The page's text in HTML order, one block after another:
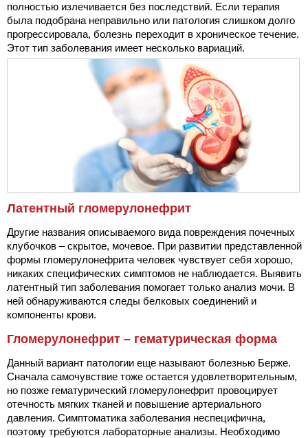
полностью излечивается без последствий. Если терапия
была подобрана неправильно или патология слишком долго
прогрессировала, болезнь переходит в хроническое течение.
Этот тип заболевания имеет несколько вариаций.
Латентный гломерулонефрит
Другие названия описываемого вида повреждения почечных
клубочков – скрытое, мочевое. При развитии представленной
формы гломерулонефрита человек чувствует себя хорошо,
никаких специфических симптомов не наблюдается. Выявить
латентный тип заболевания помогает только анализ мочи. В
ней обнаруживаются следы белковых соединений и
компоненты крови.
Гломерулонефрит – гематурическая форма
Данный вариант патологии еще называют болезнью Берже.
Сначала самочувствие тоже остается удовлетворительным,
но позже гематурический гломерулонефрит провоцирует
отечность мягких тканей и повышение артериального
давления. Симптоматика заболевания неспецифична,
поэтому требуются лабораторные анализы. Необходимо